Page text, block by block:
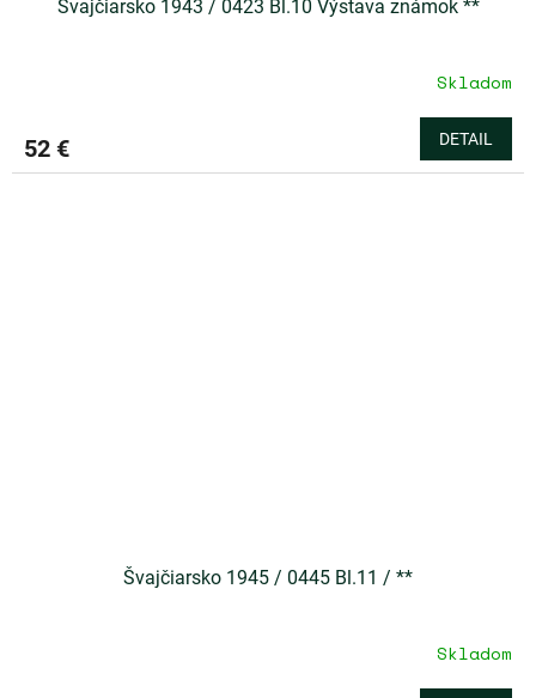
Švajčiarsko 1943 / 0423 Bl.10 Výstava známok **
Skladom
52 € DETAIL
Švajčiarsko 1945 / 0445 Bl.11 / **
Skladom